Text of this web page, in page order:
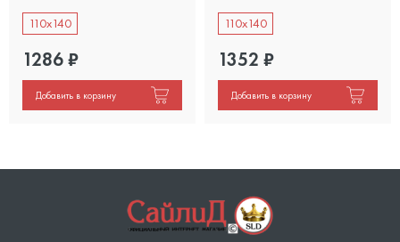
110x140
1286₽
Добавить в корзину
110x140
1352 ₽
Добавить в корзину